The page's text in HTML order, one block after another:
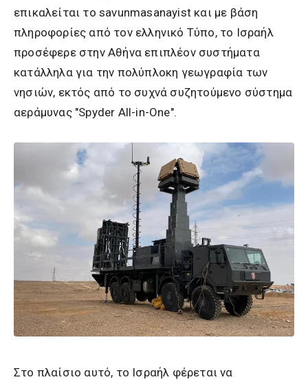
επικαλείται το savunmasanayist και με βάση
πληροφορίες από τoν ελληνικό Τύπο, το Ισραήλ
προσέφερε στην Αθήνα επιπλέον συστήματα
κατάλληλα για την πολύπλοκη γεωγραφία των
νησιών, εκτός από το συχνά συζητούμενο σύστημα
αεράμυνας "Spyder All-in-One".
Στο πλαίσιο αυτό, το Ισραήλ φέρεται να